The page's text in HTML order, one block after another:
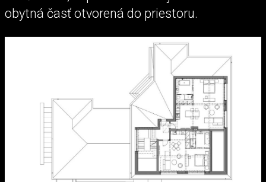
obytná časť otvorená do priestoru.